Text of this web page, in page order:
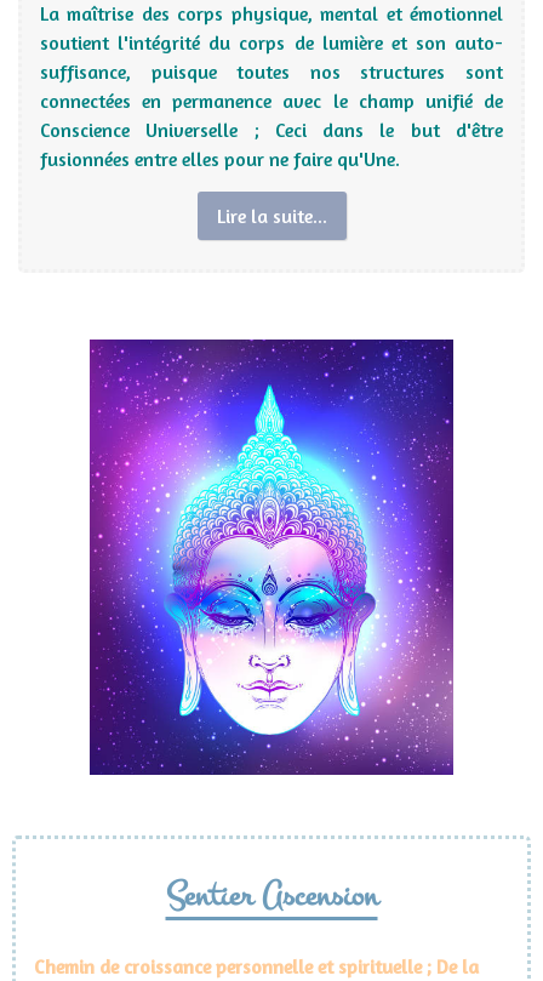
La maîtrise des corps physique, mental et émotionnel
soutient l'intégrité du corps de lumière et son auto-
suffisance, puisque toutes nos structures sont
connectéesen permanence avec le champ unifié de
Conscience Universelle ; Ceci dans le but d'être
fusionnées entre elles pour ne faire qu'Une.
Lire la suite...
Sentier Ascension
Chemin de croissance personnelle et spirituelle ; De la